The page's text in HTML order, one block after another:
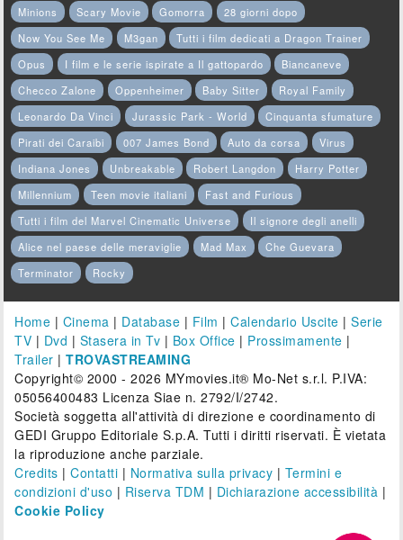
Minions Scary Movie Gomorra
28 giorni dopo
Now You See Me
M3gan
Tutti i film dedicati a Dragon Trainer
Opus
I film e le serie ispirate a Il gattopardo
Biancaneve
Checco Zalone
Oppenheimer Baby Sitter
Royal Family
Leonardo Da Vinci
Jurassic Park - World
Cinquanta sfumature
Pirati dei Caraibi
007 James Bond Auto da corsa
Virus
Indiana Jones
Unbreakable Robert Langdon
Harry Potter
Millennium
Teen movie italiani
Fast and Furious
Tutti i film del Marvel Cinematic Universe
Il signore degli anelli
Alice nel paese delle meraviglie
Mad Max
Che Guevara
Terminator
Rocky
Home | Cinema | Database | Film |Calendario Uscite |Serie
TV | Dvd | Stasera in Tv | Box Office | Prossimamente |
Trailer |TROVASTREAMING
Copyright© 2000 - 2026 MYmovies.it® Mo-Net s.r.l. P.IVA:
05056400483 Licenza Siae n. 2792/I/2742.
Società soggetta all'attività di direzione e coordinamento di
GEDI Gruppo Editoriale S.p.A. Tutti i diritti riservati. È vietata
la riproduzione anche parziale.
Credits |Contatti | Normativa sulla privacy | Termini e
condizioni d'uso | Riserva TDM | Dichiarazione accessibilità |
Cookie Policy